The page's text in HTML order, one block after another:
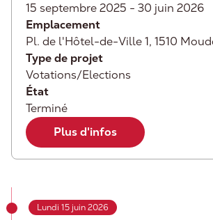
15 septembre 2025 - 30 juin 2026
Emplacement
Pl. de l'Hôtel-de-Ville 1, 1510
Type de projet
Votations/Elections
État
Terminé
Plus d'infos
Lundi 15 juin 2026